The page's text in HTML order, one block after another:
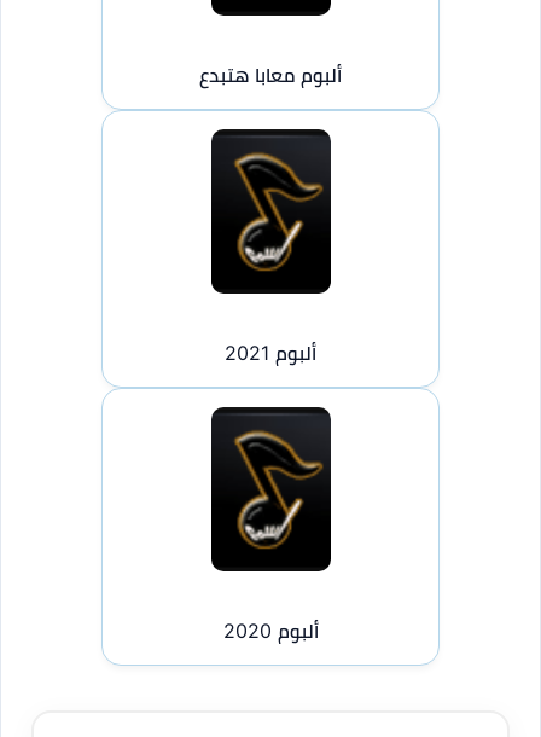
ألبوم معابا هتبدع
ألبوم 2021
ألبوم 2020